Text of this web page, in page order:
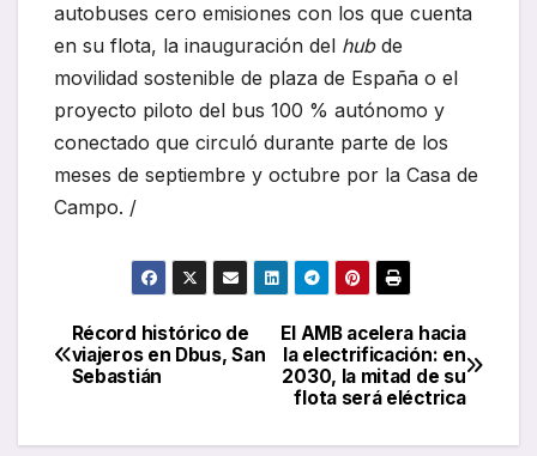
autobuses cero emisiones con los que cuenta
en su flota, la inauguración del hubde
movilidad sostenible de plaza de España o el
proyecto piloto del bus 100 % autónomo y
conectado que circuló durante parte de los
meses de septiembre y octubre por la Casa de
Campo. /
Navegación
de
entradas
El AMB acelera hacia
la electrificación: en
2030, la mitad de su
flota será eléctrica
Récord histórico de
viajeros en Dbus, San
Sebastián